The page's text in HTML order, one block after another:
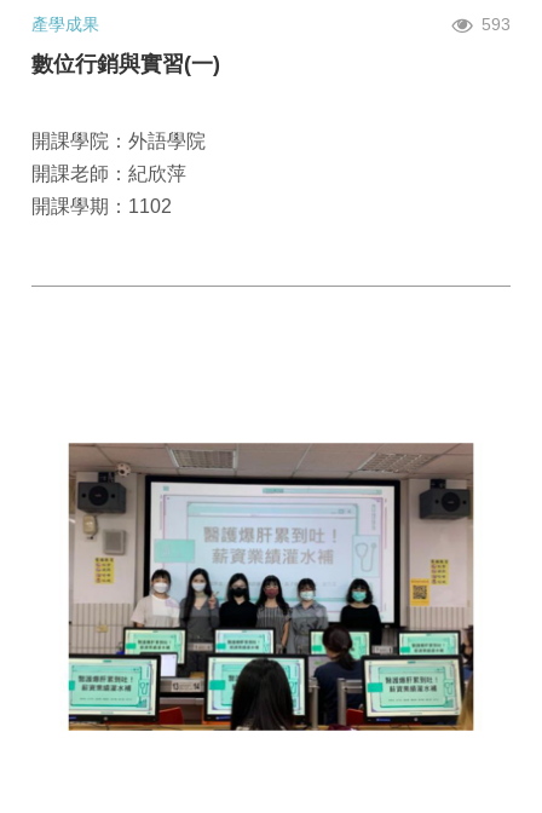
產學成果 593
數位行銷與實習(一)
開課學院：外語學院
開課老師：紀欣萍
開課學期：1102